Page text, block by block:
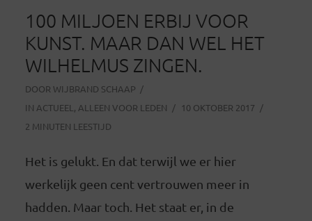
100 MILJOEN ERBIJ VOOR
KUNST. MAAR DAN WEL HET
WILHELMUS ZINGEN.
DOOR WIJBRAND SCHAAP
IN ACTUEEL , ALLEEN VOOR LEDEN
10 OKTOBER 2017
2 MINUTEN LEESTIJD
Het is gelukt. En dat terwijl we er hier
werkelijk geen cent vertrouwen meer in
hadden. Maar toch. Het staat er, in de